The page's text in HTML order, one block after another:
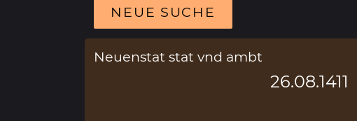
NEUE SUCHE
Neuenstat stat vnd ambt
26.08.1411